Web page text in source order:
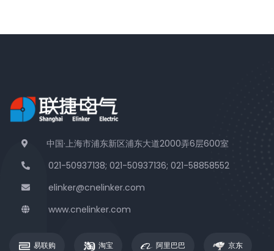
中国·上海市浦东新区浦东大道2000弄6层600室
021-50937138; 021-50937136; 021-58858552
elinker@cnelinker.com
www.cnelinker.com
易联购 淘宝 阿里巴巴 京东